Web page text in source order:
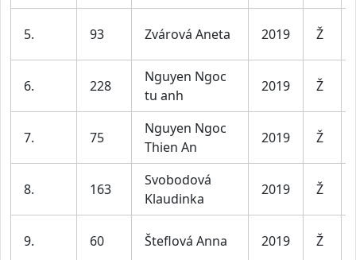
5. 93 Zvárová Aneta 2019 Ž
6. 228
Nguyen Ngoc
tu anh
2019 Ž
7. 75
Nguyen Ngoc
Thien An
2019 Ž
8. 163
Svobodová
Klaudinka
2019 Ž
9. 60 Šteflová Anna 2019 Ž